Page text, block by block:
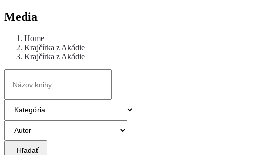
Media
Home
Krajčírka z Akádie
Krajčírka z Akádie
Hľadať